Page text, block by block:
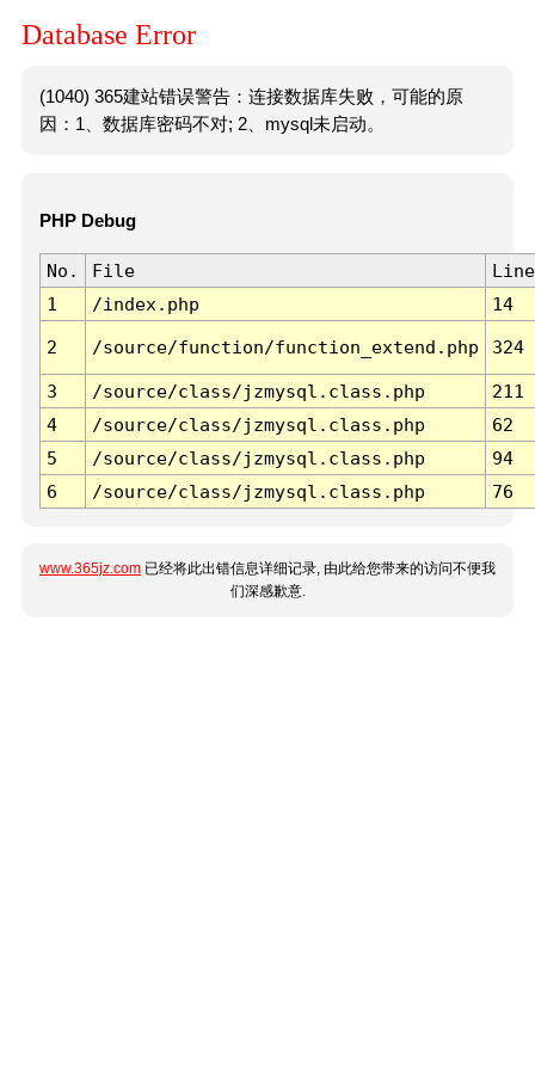
Database Error
(1040) 365建站错误警告：连接数据库失败，可能的原
因：1、数据库密码不对; 2、mysql未启动。
PHP Debug
No. File
Line
1
/index.php 14
2 /source/function/function_extend.php 324
3 /source/class/jzmysql.class.php
211
4
/source/class/jzmysql.class.php
62
5
/source/class/jzmysql.class.php
94
6
/source/class/jzmysql.class.php 76
www.365jz.com 已经将此出错信息详细记录, 由此给您带来的访问不便我
们深感歉意.